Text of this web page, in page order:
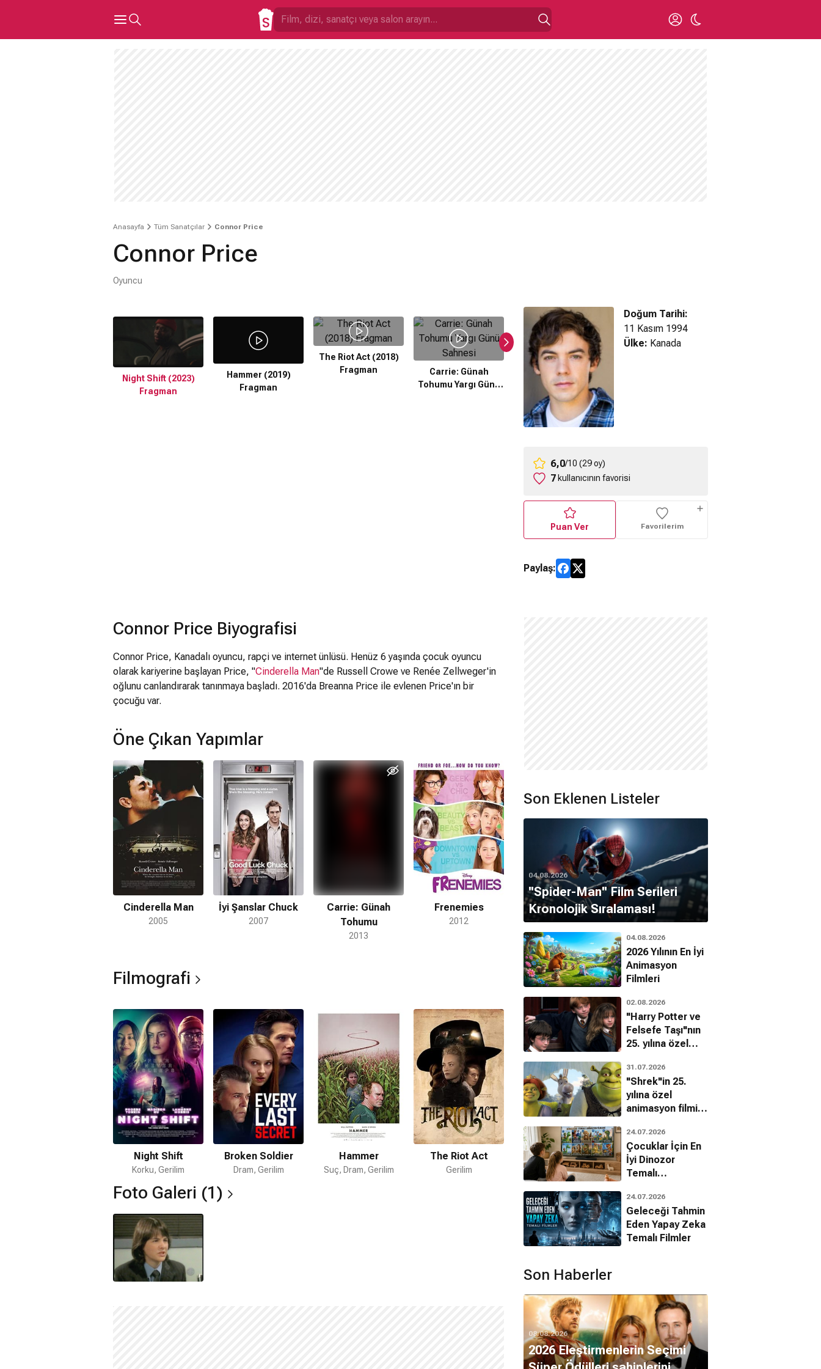
Anasayfa Tüm Sanatçılar Connor Price
Connor Price
Oyuncu
Night Shift (2023)
Fragman
Hammer (2019)
Fragman
The Riot Act (2018)
Fragman
Carrie: Günah
Tohumu Yargı Günü
Carrie: Günah
Tohumu Filmi İçin
Özel Hazırlanan
Şaka
Doğum Tarihi:
11 Kasım 1994
Ülke: Kanada
6,0/10 (29 oy)
7 kullanıcının favorisi
Puan Ver Favorilerim
Paylaş:
Connor Price Biyografisi
Connor Price, Kanadalı oyuncu, rapçi ve internet ünlüsü. Henüz 6 yaşında çocuk oyuncu
olarak kariyerine başlayan Price, "Cinderella Man"de Russell Crowe ve Renée Zellweger'in
oğlunu canlandırarak tanınmaya başladı. 2016'da Breanna Price ile evlenen Price'ın bir
çocuğu var.
Öne Çıkan Yapımlar
Cinderella Man
2005
İyi Şanslar Chuck
2007
Carrie: Günah
Tohumu
2013
Frenemies
2012
Filmografi
Night Shift
Korku, Gerilim
Broken Soldier
Dram, Gerilim
Hammer
Suç, Dram, Gerilim
The Riot Act
Gerilim
Foto Galeri (1)
Son Eklenen Listeler
04.08.2026
''Spider-Man'' Film Serileri
Kronolojik Sıralaması!
04.08.2026
2026 Yılının En İyi
Animasyon
Filmleri
02.08.2026
"Harry Potter ve
Felsefe Taşı"nın
25. yılına özel
bilinmeyenleri!
31.07.2026
"Shrek"in 25.
yılına özel
animasyon filmin
24.07.2026
Çocuklar İçin En
İyi Dinozor
Temalı
Filmleri
24.07.2026
Geleceği Tahmin
Eden Yapay Zeka
Temalı Filmler
Son Haberler
08.08.2026
2026 Eleştirmenlerin Seçimi